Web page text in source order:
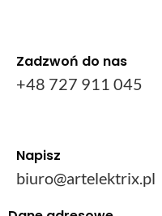
Zadzwoń do nas
+48 727 911 045
Napisz
biuro@artelektrix.pl